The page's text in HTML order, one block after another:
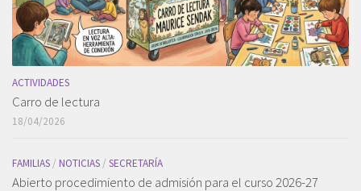
ACTIVIDADES
Carro de lectura
18/04/2026
FAMILIAS / NOTICIAS / SECRETARÍA
Abierto procedimiento de admisión para el curso 2026-27